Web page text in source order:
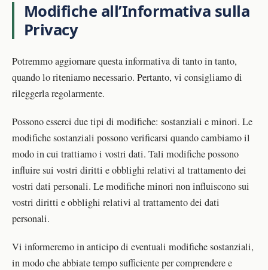
Modifiche all’Informativa sulla
Privacy
Potremmo aggiornare questa informativa di tanto in tanto,
quando lo riteniamo necessario. Pertanto, vi consigliamo di
rileggerla regolarmente.
Possono esserci due tipi di modifiche: sostanziali e minori. Le
modifiche sostanziali possono verificarsi quando cambiamo il
modo in cui trattiamo i vostri dati. Tali modifiche possono
influire sui vostri diritti e obblighi relativi al trattamento dei
vostri dati personali. Le modifiche minori non influiscono sui
vostri diritti e obblighi relativi al trattamento dei dati
personali.
Vi informeremo in anticipo di eventuali modifiche sostanziali,
in modo che abbiate tempo sufficiente per comprendere e